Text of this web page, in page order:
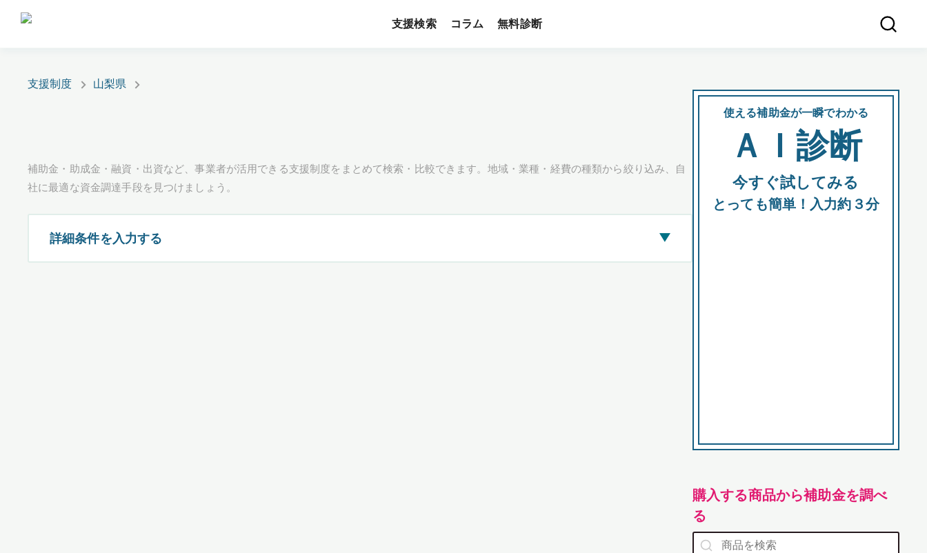
支援検索 コラム 無料診断
支援制度 山梨県
補助金・助成金・融資・出資など、事業者が活用できる支援制度をまとめて検索・比較できます。地域・業種・経費の種類から絞り込み、自
社に最適な資金調達手段を見つけましょう。
詳細条件を入力する ▶
使える補助金が一瞬でわかる
ＡＩ診断
今すぐ試してみる
とっても簡単！入力約３分
購入する商品から補助金を調べ
る